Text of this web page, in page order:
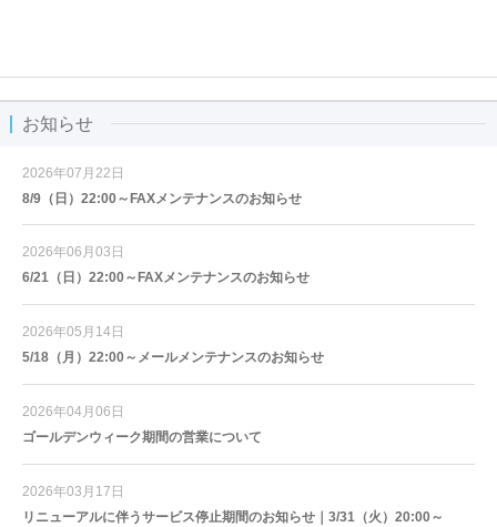
お知らせ
2026年07月22日
8/9（日）22:00～FAXメンテナンスのお知らせ
2026年06月03日
6/21（日）22:00～FAXメンテナンスのお知らせ
2026年05月14日
5/18（月）22:00～メールメンテナンスのお知らせ
2026年04月06日
ゴールデンウィーク期間の営業について
2026年03月17日
リニューアルに伴うサービス停止期間のお知らせ｜3/31（火）20:00～